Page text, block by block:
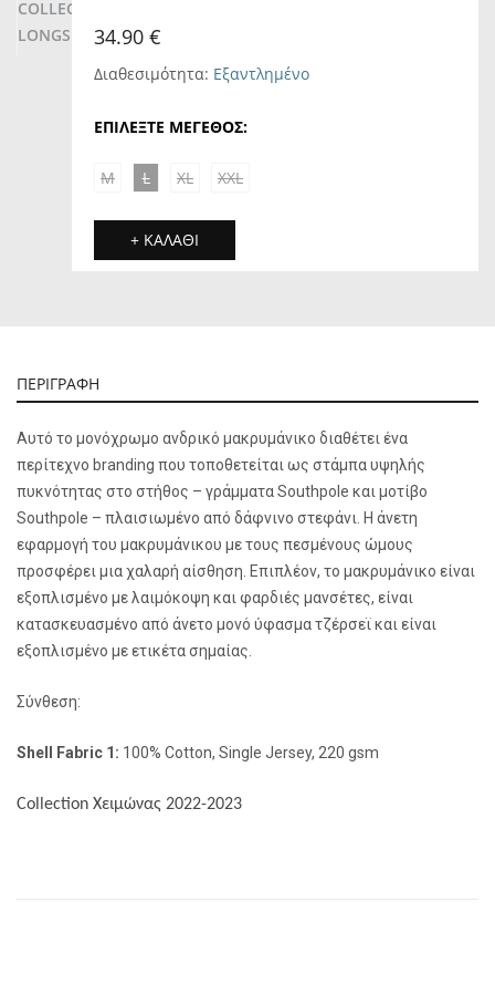
34.90 €
Διαθεσιμότητα: Εξαντλημένο
ΕΠΙΛΕΞΤΕ ΜΕΓΕΘΟΣ:
M L XL XXL
+ ΚΑΛΑΘΙ
ΠΕΡΙΓΡΑΦΗ
Αυτό το μονόχρωμο ανδρικό μακρυμάνικο διαθέτει ένα
περίτεχνο branding που τοποθετείται ως στάμπα υψηλής
πυκνότητας στο στήθος – γράμματα Southpole και μοτίβο
Southpole – πλαισιωμένο από δάφνινο στεφάνι. Η άνετη
εφαρμογή του μακρυμάνικου με τους πεσμένους ώμους
προσφέρει μια χαλαρή αίσθηση. Επιπλέον, το μακρυμάνικο είναι
εξοπλισμένο με λαιμόκοψη και φαρδιές μανσέτες, είναι
κατασκευασμένο από άνετο μονό ύφασμα τζέρσεϊ και είναι
εξοπλισμένο με ετικέτα σημαίας.
Σύνθεση:
Shell Fabric 1: 100% Cotton, Single Jersey, 220 gsm
Collection Χειμώνας 2022-2023